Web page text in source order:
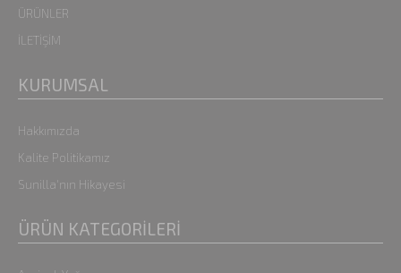
ÜRÜNLER
İLETİŞİM
KURUMSAL
Hakkımızda
Kalite Politikamız
Sunilla'nın Hikayesi
ÜRÜN KATEGORİLERİ